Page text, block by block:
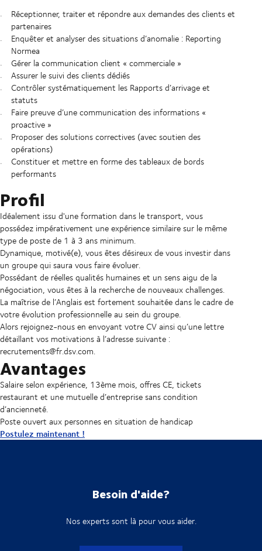
Réceptionner, traiter et répondre aux demandes des clients et
partenaires
Enquêter et analyser des situations d’anomalie : Reporting
Normea
Gérer la communication client « commerciale »
Assurer le suivi des clients dédiés
Contrôler systématiquement les Rapports d’arrivage et
statuts
Faire preuve d’une communication des informations «
proactive »
Proposer des solutions correctives (avec soutien des
opérations)
Constituer et mettre en forme des tableaux de bords
performants
Profil
Idéalement issu d'une formation dans le transport, vous
possédez impérativement une expérience similaire sur le même
type de poste de 1 à 3 ans minimum.
Dynamique, motivé(e), vous êtes désireux de vous investir dans
un groupe qui saura vous faire évoluer.
Possédant de réelles qualités humaines et un sens aigu de la
négociation, vous êtes à la recherche de nouveaux challenges.
La maîtrise de l’Anglais est fortement souhaitée dans le cadre de
votre évolution professionnelle au sein du groupe.
Alors rejoignez-nous en envoyant votre CV ainsi qu’une lettre
détaillant vos motivations à l’adresse suivante :
recrutements@fr.dsv.com.
Avantages
Salaire selon expérience, 13ème mois, offres CE, tickets
restaurant et une mutuelle d’entreprise sans condition
d’ancienneté.
Poste ouvert aux personnes en situation de handicap
Postulez maintenant !
Besoin d'aide?
Nos experts sont là pour vous aider.